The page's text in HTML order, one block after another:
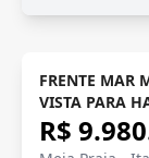
DECORADO/
Vídeo
FRENTE MAR
VISTA PARA
R$